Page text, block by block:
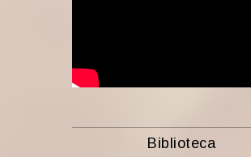
Biblioteca